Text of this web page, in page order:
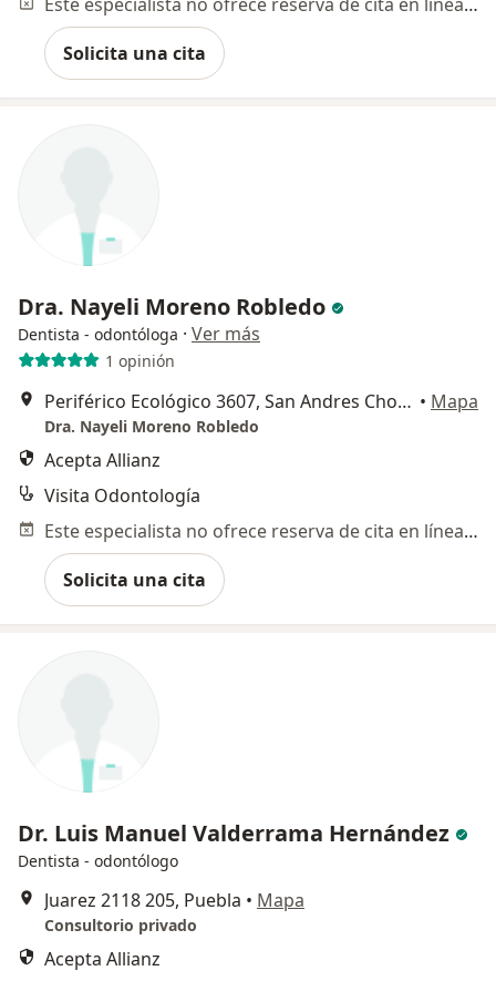
Solicita una cita
Dra. Nayeli Moreno Robledo
Dentista - odontóloga · Ver más
1 opinión
Periférico Ecológico 3607, San Andres Cholula • Mapa
Dra. Nayeli Moreno Robledo
Acepta Allianz
Visita Odontología
Este especialista no ofrece reserva de cita en línea en esta dirección.
Solicita una cita
Dr. Luis Manuel Valderrama Hernández
Dentista - odontólogo
Juarez 2118 205, Puebla • Mapa
Consultorio privado
Acepta Allianz